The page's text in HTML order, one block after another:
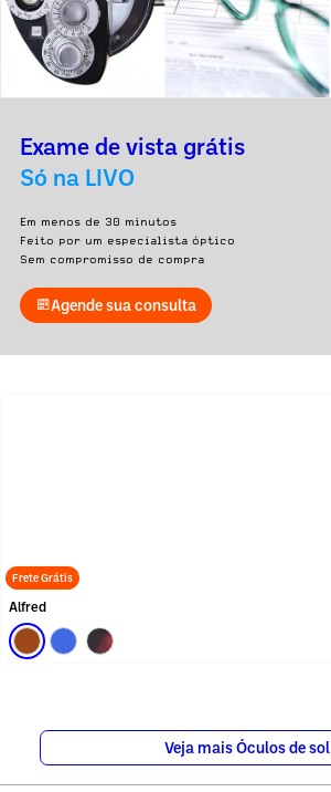
Exame de vista grátis
Só na LIVO
Em menos de 30 minutos
Feito por um especialista óptico
Sem compromisso de compra
Agende sua consulta
Frete Grátis
Alfred
Veja mais Óculos de sol